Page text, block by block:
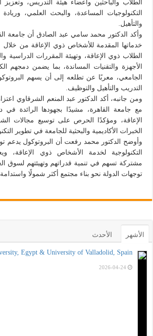
الطلاب والباحثين وأعضاء هيئة التدريس، وتعزيز
التكنولوجيات المساعدة، والبحث العلمي، وريادة
والتأهيل.
وأكد الدكتور محمد سامي عبد الصادق أن جامعة
خدماتها المقدمة للأشخاص ذوي الإعاقة من
الطلاب ذوي الإعاقة، وتهيئة المقررات الدراسية
الأجهزة والتقنيات المساندة، بما يضمن دمجهم
الجامعي، معربًا عن تطلعه إلى أن يسهم
التدريب والتأهيل والتوظيف.
ومن جانبه، أكد الدكتور عبد المنعم الشرقاوي اعتزاز
مع جامعة القاهرة، مشيدًا بجهودها الرائدة
الإعاقة، ومؤكدًا الحرص على توسيع مجالات
الخبرات الأكاديمية والبحثية للجامعة في تطوير
وأوضح الدكتور محمد رفعت أن البروتوكول يدعم
التكنولوجية لخدمة الأشخاص ذوي الإعاقة،
مشتركة تسهم في تنمية قدراتهم وتهيئتهم لسوق
توجهات الدولة نحو بناء مجتمع أكثر شمولًا واستدامة.
الأشهر الأحدث
Egypt & University of Valladolid, Spain.
2026-04-24